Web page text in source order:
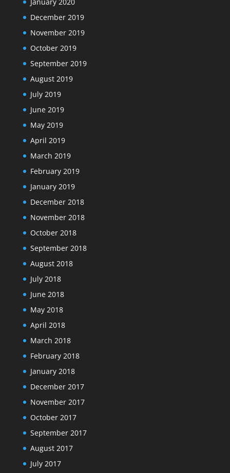
December 2019
November 2019
October 2019
September 2019
August 2019
July 2019
June 2019
May 2019
April 2019
March 2019
February 2019
January 2019
December 2018
November 2018
October 2018
September 2018
August 2018
July 2018
June 2018
May 2018
April 2018
March 2018
February 2018
January 2018
December 2017
November 2017
October 2017
September 2017
August 2017
July 2017